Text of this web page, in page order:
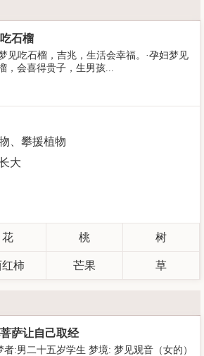
石榴
见吃石榴，吉兆，生活会幸福。·孕妇梦见
，会喜得贵子，生男孩...
、攀援植物
大
花 桃 树
红柿 芒果 草
萨让自己取经
者:男二十五岁学生 梦境: 梦见观音（女的）